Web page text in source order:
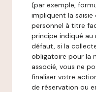
(par exemple,
impliquent la
personnel à titre
principe indiqué au
défaut, si la
obligatoire pour la
associé, vous ne
finaliser votre
de réservation ou